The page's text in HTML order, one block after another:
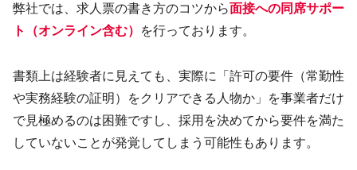
弊社では、求人票の書き方のコツから面接への同席サポー
ト（オンライン含む）
を行っております。
書類上は経験者に見えても、実際に「許可の要件（常勤性
や実務経験の証明）をクリアできる人物か」を事業者だけ
で見極めるのは困難ですし、採用を決めてから要件を満た
していないことが発覚してしまう可能性もあります。